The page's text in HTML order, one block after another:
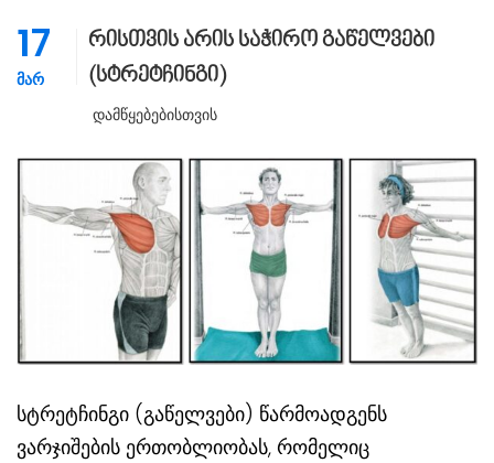
17
ᲛᲐᲠ
რისთვის არის საჭირო გაწელვები
(სტრეტჩინგი)
Დამწყებებისთვის
სტრეტჩინგი (გაწელვები) წარმოადგენს
ვარჯიშების ერთობლიობას, რომელიც